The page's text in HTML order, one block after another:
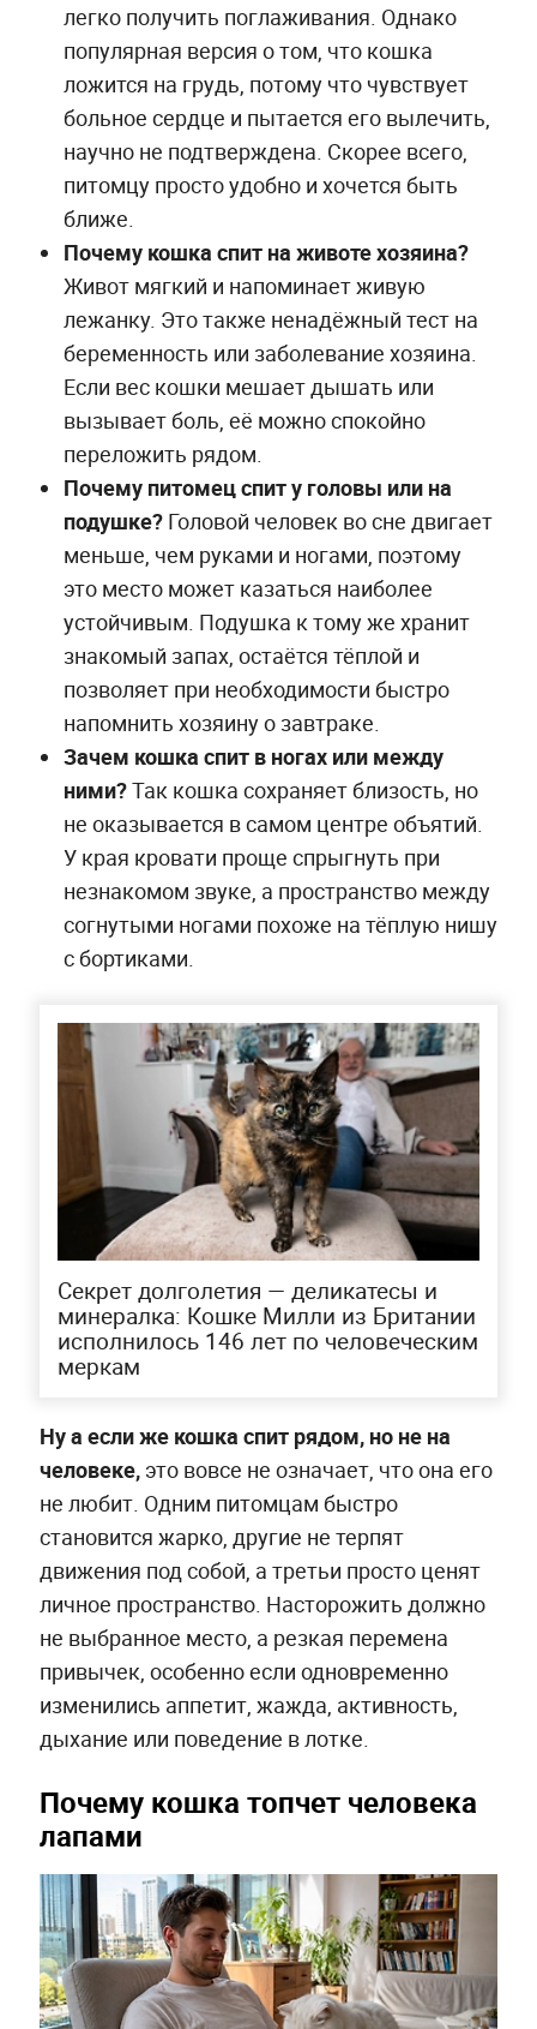
легко получить поглаживания. Однако
популярная версия о том, что кошка
ложится на грудь, потому что чувствует
больное сердце и пытается его вылечить,
научно не подтверждена. Скорее всего,
питомцу просто удобно и хочется быть
ближе.
Почему кошка спит на животе хозяина?
Живот мягкий и напоминает живую
лежанку. Это также ненадёжный тест на
беременность или заболевание хозяина.
Если вес кошки мешает дышать или
вызывает боль, её можно спокойно
переложить рядом.
Почему питомец спит у головы или на
подушке? Головой человек во сне двигает
меньше, чем руками и ногами, поэтому
это место может казаться наиболее
устойчивым. Подушка к тому же хранит
знакомый запах, остаётся тёплой и
позволяет при необходимости быстро
напомнить хозяину о завтраке.
Зачем кошка спит в ногах или между
ними?Так кошка сохраняет близость, но
не оказывается в самом центре объятий.
У края кровати проще спрыгнуть при
незнакомом звуке, а пространство между
согнутыми ногами похоже на тёплую нишу
с бортиками.
Секрет долголетия — деликатесы и
минералка: Кошке Милли из Британии
исполнилось 146 лет по человеческим
меркам
Ну а если же кошка спит рядом, но не на
человеке,это вовсе не означает, что она его
не любит. Одним питомцам быстро
становится жарко, другие не терпят
движения под собой, а третьи просто ценят
личное пространство. Насторожить должно
не выбранное место, а резкая перемена
привычек, особенно если одновременно
изменились аппетит, жажда, активность,
дыхание или поведение в лотке.
Почему кошка топчет человека
лапами